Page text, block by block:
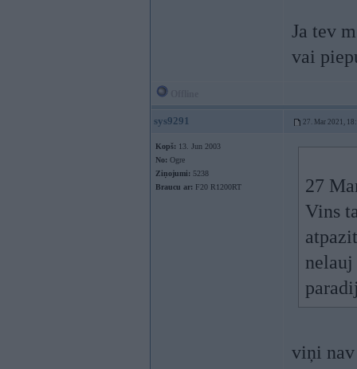
Ja tev
vai
sys9291 27. Mar 2021,
Kopš: 13. Jun 2003
No: Ogre
Ziņojumi: 5238
Braucu ar: F20 R1200RT
27
Vins
viņi nav